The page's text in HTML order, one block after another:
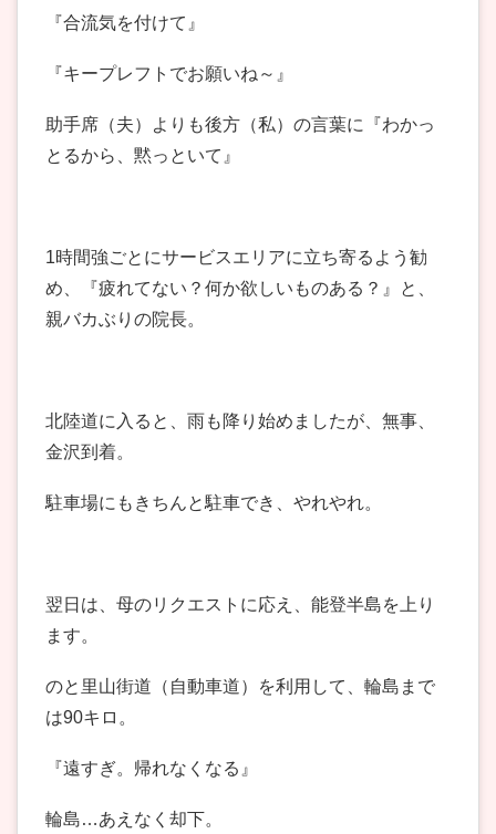
『合流気を付けて』
『キープレフトでお願いね～』
助手席（夫）よりも後方（私）の言葉に『わかっ
とるから、黙っといて』
1時間強ごとにサービスエリアに立ち寄るよう勧
め、『疲れてない？何か欲しいものある？』と、
親バカぶりの院長。
北陸道に入ると、雨も降り始めましたが、無事、
金沢到着。
駐車場にもきちんと駐車でき、やれやれ。
翌日は、母のリクエストに応え、能登半島を上り
ます。
のと里山街道（自動車道）を利用して、輪島まで
は90キロ。
『遠すぎ。帰れなくなる』
輪島…あえなく却下。